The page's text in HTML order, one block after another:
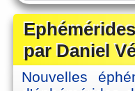
par Daniel
Nouvelles